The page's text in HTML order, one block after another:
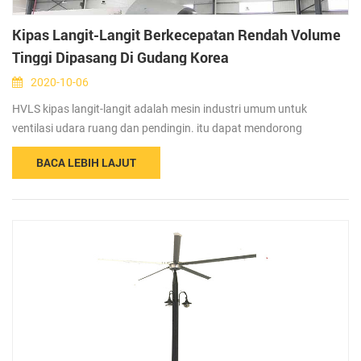
Kipas Langit-Langit Berkecepatan Rendah Volume
Tinggi Dipasang Di Gudang Korea
2020-10-06
HVLS kipas langit-langit adalah mesin industri umum untuk
ventilasi udara ruang dan pendingin. itu dapat mendorong
sejumlah besar udara ke tanah, dan membentuk ketinggian
tertentu dari lapisan udara di tanah secara horizontal bergerak,
BACA LEBIH LAJUT